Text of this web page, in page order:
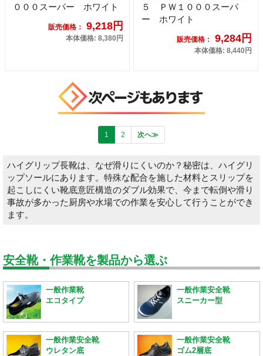
０００スーパー ホワイト
販売価格： 9,218円
本体価格: 8,380円
５ ＰＷ１０００スーパ
ー ホワイト
販売価格： 9,284円
本体価格: 8,440円
1 2 次へ≫
ハイグリップ長靴は、なぜ滑りにくいのか？秘密は、ハイグリ
ップソールにあります。特殊な配合を施した材料とスリップを
起こしにくい靴底意匠構造のダブル効果で、今まで転倒や滑り
事故が多かった厨房や水場での作業を安心して行うことができ
ます。
安全靴・作業靴を製品から選ぶ
一般作業靴
エコタイプ
一般作業安全靴
スニーカー型
一般作業安全靴
ウレタン底
一般作業安全靴
ゴム2層底